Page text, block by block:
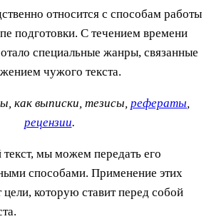
относится с способам работы
подготовки. С течением времени
специальные жанры, связанные
чужого текста.
как выписки, тезисы, рефераты
рецензии.
мы можем передать его
способами. Применение этих
цели, которую ставит перед собой